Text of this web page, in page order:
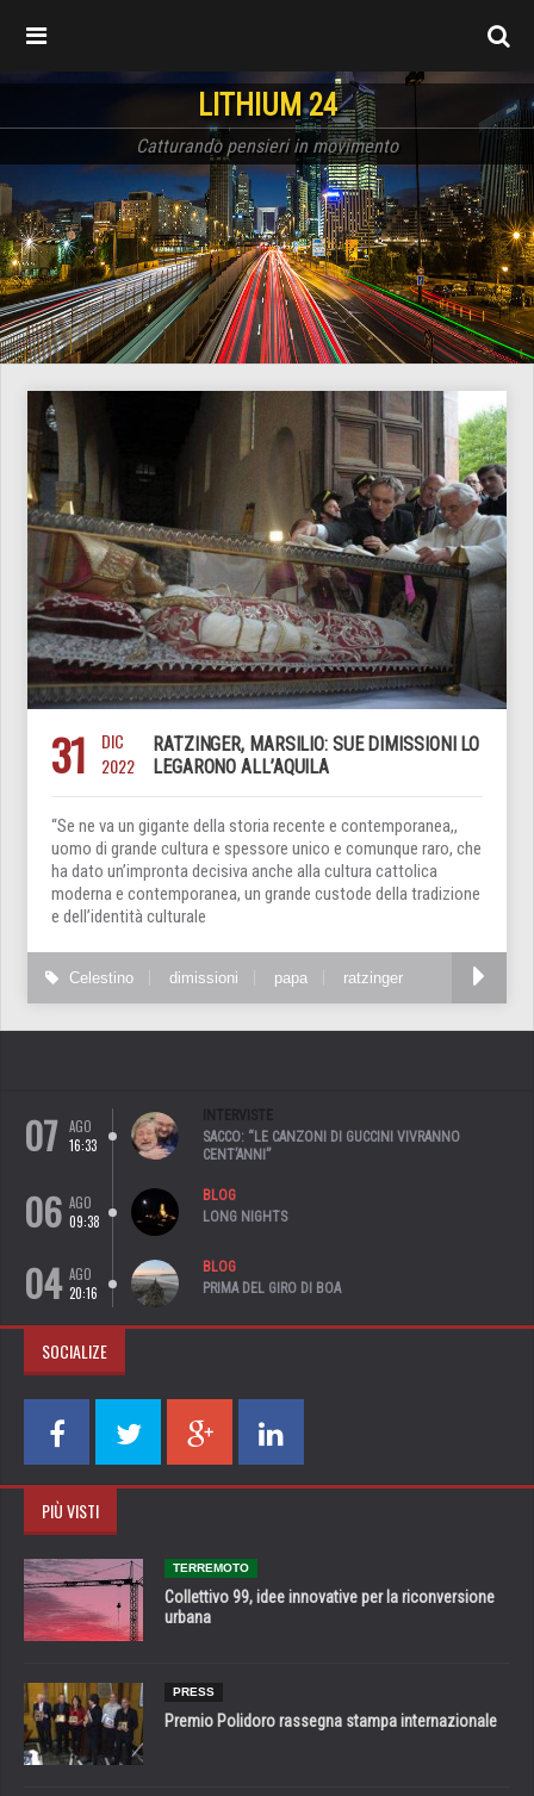
LITHIUM 24
Catturando pensieri in movimento
31
DIC
2022
RATZINGER, MARSILIO: SUE DIMISSIONI LO
LEGARONO ALL’AQUILA
“Se ne va un gigante della storia recente e contemporanea,,
uomo di grande cultura e spessore unico e comunque raro, che
ha dato un’impronta decisiva anche alla cultura cattolica
moderna e contemporanea, un grande custode della tradizione
e dell’identità culturale
Celestino dimissioni papa ratzinger
07
AGO
16:33
INTERVISTE
SACCO: “LE CANZONI DI GUCCINI VIVRANNO
CENT’ANNI”
06 AGO
09:38
BLOG
LONG NIGHTS
04 AGO
20:16
BLOG
PRIMA DEL GIRO DI BOA
SOCIALIZE
PIÙ VISTI
TERREMOTO
Collettivo 99, idee innovative per la riconversione
urbana
PRESS
Premio Polidoro rassegna stampa internazionale